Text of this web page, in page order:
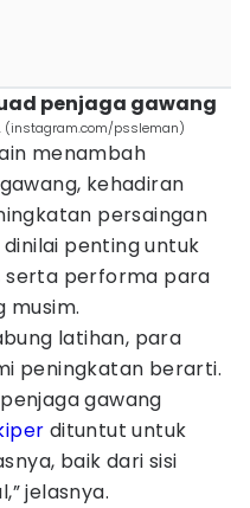
penjaga gawang
(instagram.com/pssleman)
menambah
kehadiran
persaingan
penting untuk
serta performa para
musim.
latihan, para
peningkatan berarti.
gawang
dituntut untuk
baik dari sisi
jelasnya.